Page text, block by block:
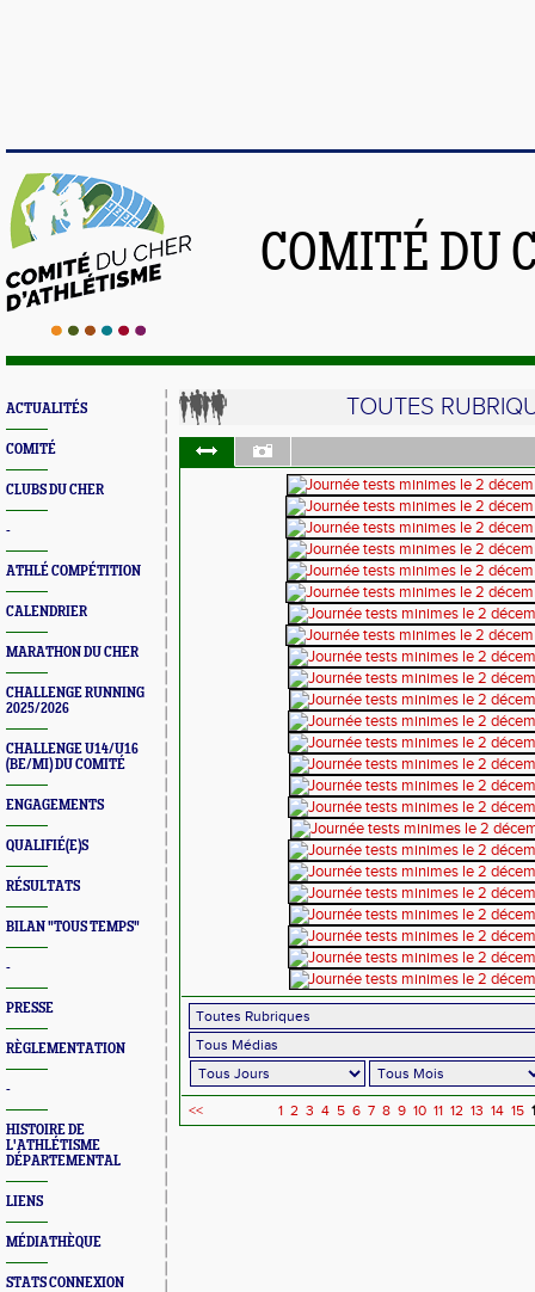
COMITÉ DU
ACTUALITÉS
COMITÉ
CLUBS DU CHER
-
ATHLÉ COMPÉTITION
CALENDRIER
MARATHON DU CHER
CHALLENGE RUNNING
2025/2026
CHALLENGE U14/U16
(BE/MI) DU COMITÉ
ENGAGEMENTS
QUALIFIÉ(E)S
RÉSULTATS
BILAN "TOUS TEMPS"
-
PRESSE
RÈGLEMENTATION
-
HISTOIRE DE
L'ATHLÉTISME
DÉPARTEMENTAL
LIENS
MÉDIATHÈQUE
STATS CONNEXION
TOUTES
<< 1 2 3 4 5 6 7 8 9 10 11 12 13 14 15